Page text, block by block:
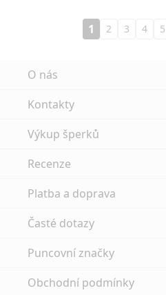
1 2 3 4 5
O nás
Kontakty
Výkup šperků
Recenze
Platba a doprava
Časté dotazy
Puncovní značky
Obchodní podmínky